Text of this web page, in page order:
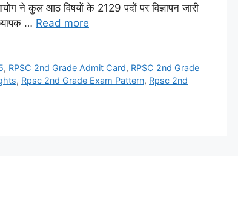
ने कुल आठ विषयों के 2129 पदों पर विज्ञापन जारी
… Read more
, RPSC 2nd Grade Admit Card, RPSC 2nd Grade
, Rpsc 2nd Grade Exam Pattern, Rpsc 2nd